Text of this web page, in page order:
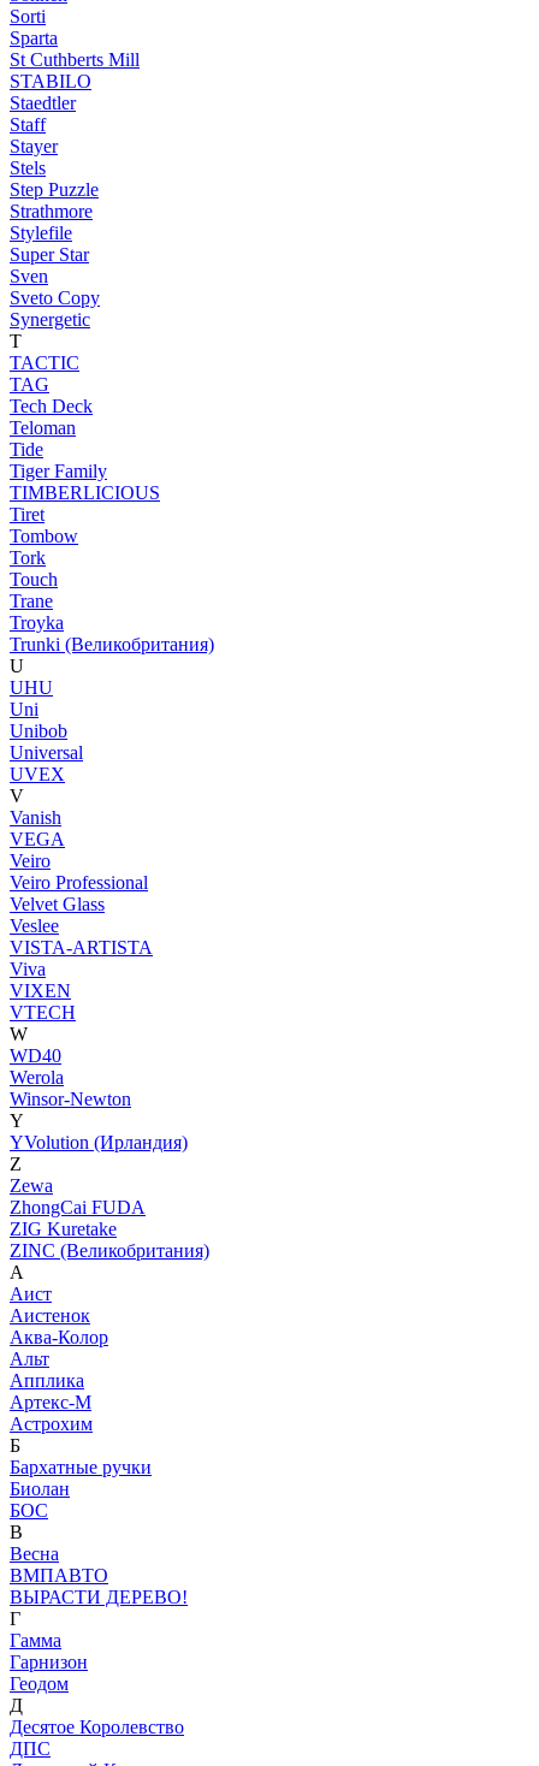
Sorti
Sparta
St Cuthberts Mill
STABILO
Staedtler
Staff
Stayer
Stels
Step Puzzle
Strathmore
Stylefile
Super Star
Sven
Sveto Copy
Synergetic
T
TACTIC
TAG
Tech Deck
Teloman
Tide
Tiger Family
TIMBERLICIOUS
Tiret
Tombow
Tork
Touch
Trane
Troyka
Trunki (Великобритания)
U
UHU
Uni
Unibob
Universal
UVEX
V
Vanish
VEGA
Veiro
Veiro Professional
Velvet Glass
Veslee
VISTA-ARTISTA
Viva
VIXEN
VTECH
W
WD40
Werola
Winsor-Newton
Y
YVolution (Ирландия)
Z
Zewa
ZhongCai FUDA
ZIG Kuretake
ZINC (Великобритания)
А
Аист
Аистенок
Аква-Колор
Альт
Апплика
Артекс-М
Астрохим
Б
Бархатные ручки
Биолан
БОС
В
Весна
ВМПАВТО
ВЫРАСТИ ДЕРЕВО!
Г
Гамма
Гарнизон
Геодом
Д
Десятое Королевство
ДПС